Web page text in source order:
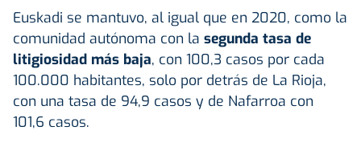
Euskadi se mantuvo, al igual que en 2020, como la
comunidad autónoma con la segunda tasa de
litigiosidad más baja, con 100,3 casos por cada
100.000 habitantes, solo por detrás de La Rioja,
con una tasa de 94,9 casos y de Nafarroa con
101,6 casos.